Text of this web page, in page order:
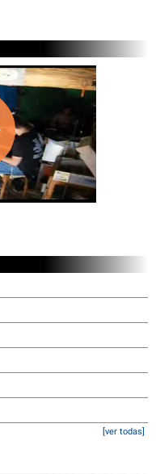
[ver todas]